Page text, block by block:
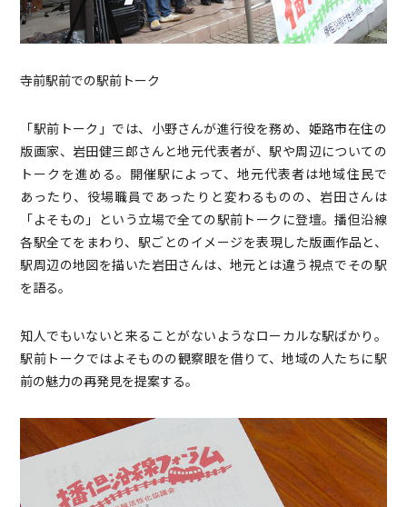
寺前駅前での駅前トーク
「駅前トーク」では、小野さんが進行役を務め、姫路市在住の
版画家、岩田健三郎さんと地元代表者が、駅や周辺についての
トークを進める。開催駅によって、地元代表者は地域住民で
あったり、役場職員であったりと変わるものの、岩田さんは
「よそもの」という立場で全ての駅前トークに登壇。播但沿線
各駅全てをまわり、駅ごとのイメージを表現した版画作品と、
駅周辺の地図を描いた岩田さんは、地元とは違う視点でその駅
を語る。
知人でもいないと来ることがないようなローカルな駅ばかり。
駅前トークではよそものの観察眼を借りて、地域の人たちに駅
前の魅力の再発見を提案する。